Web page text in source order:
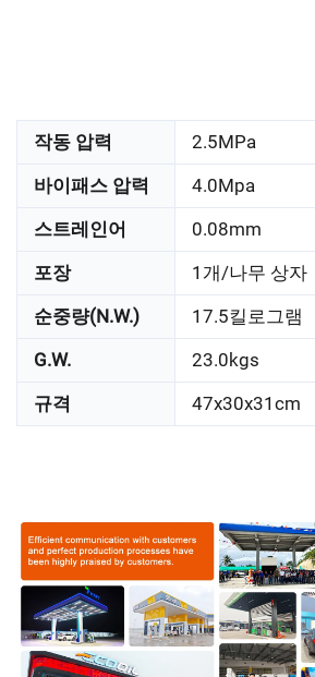
작동 압력
2.5MPa
바이패스 압력
4.0Mpa
스트레인어
0.08mm
포장
1개/나무 상자
순중량(N.W.)
17.5킬로그램
G.W.
23.0kgs
규격
47x30x31cm